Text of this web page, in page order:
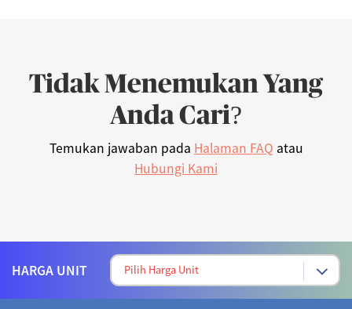
Tidak Menemukan Yang
Anda Cari?
Temukan jawaban pada Halaman FAQ atau
Hubungi Kami
HARGA UNIT